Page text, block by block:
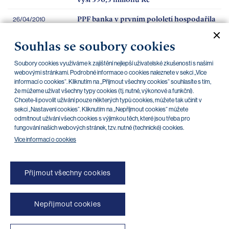
Souhlas se soubory cookies
Soubory cookies využíváme k zajištění nejlepší uživatelské zkušenosti s našimi
webovými stránkami. Podrobné informace o cookies naleznete v sekci „Více
informací o cookies“. Kliknutím na „Přijmout všechny cookies“ souhlasíte s tím,
že můžeme užívat všechny typy cookies (tj. nutné, výkonové a funkční).
Chcete-li povolit užívání pouze některých typů cookies, můžete tak učinit v
sekci „Nastavení cookies“. Kliknutím na „Nepříjmout cookies“ můžete
odmítnout užívání všech cookies s výjimkou těch, které jsou třeba pro
fungování našich webových stránek, tzv. nutné (technické) cookies.
Více informací o cookies
Přijmout všechny cookies
Nepřijmout cookies
26/04/2010
PPF banka v prvním pololetí hospodařila
26/04/2010
PPF banka dosáhla v prvním čtvrtletí zisk
112,4 milionů Kč
Klientské centrum Praha - Mariánské
náměstí není aktuálně z technických
důvodů k dispozici
NONSTOP blokace internetového bankovnictví (+420) 224 175 901